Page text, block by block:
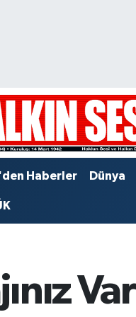
Haberler Dünya
Var